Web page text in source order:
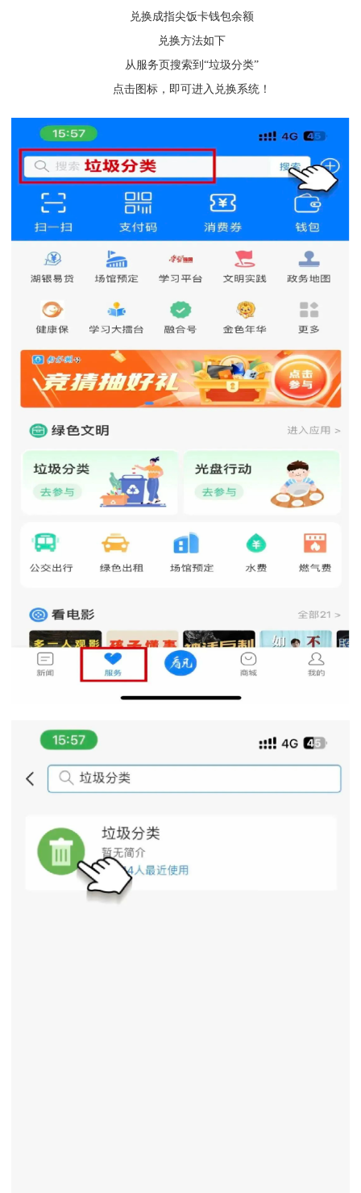
兑换成指尖饭卡钱包余额
兑换方法如下
从服务页搜索到“垃圾分类”
点击图标，即可进入兑换系统！